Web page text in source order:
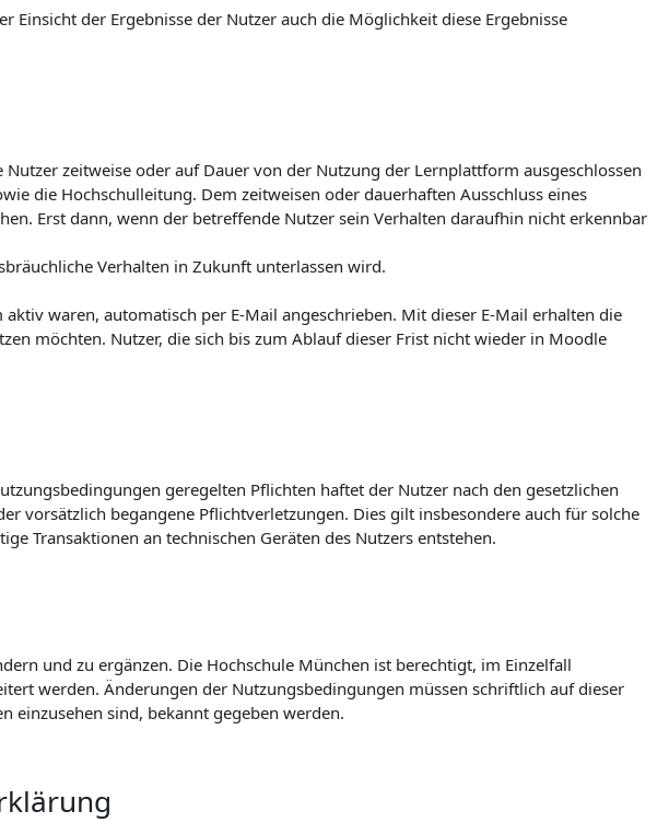
der Ergebnisse der Nutzer auch die Möglichkeit diese Ergebnisse
zeitweise oder auf Dauer von der Nutzung der Lernplattform ausgeschlossen
die Hochschulleitung. Dem zeitweisen oder dauerhaften Ausschluss eines
Erst dann, wenn der betreffende Nutzer sein Verhalten daraufhin nicht erkennbar
Verhalten in Zukunft unterlassen wird.
waren, automatisch per E-Mail angeschrieben. Mit dieser E-Mail erhalten die
möchten. Nutzer, die sich bis zum Ablauf dieser Frist nicht wieder in Moodle
geregelten Pflichten haftet der Nutzer nach den gesetzlichen
vorsätzlich begangene Pflichtverletzungen. Dies gilt insbesondere auch für solche
Transaktionen an technischen Geräten des Nutzers entstehen.
und zu ergänzen. Die Hochschule München ist berechtigt, im Einzelfall
werden. Änderungen der Nutzungsbedingungen müssen schriftlich auf dieser
einzusehen sind, bekannt gegeben werden.